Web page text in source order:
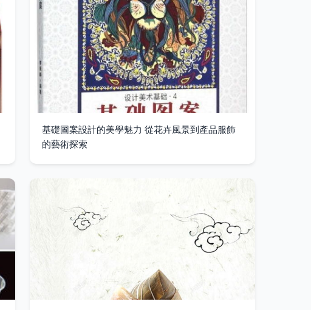
基礎圖案設計的美學魅力 從花卉風景到產品服飾
的藝術探索